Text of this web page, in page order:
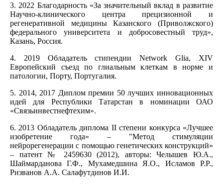
3. 2022 Благодарность «За значительный вклад в развитие
Научно-клинического центра прецизионной и
регенеративной медицины Казанского (Приволжского)
федерального университета и добросовестный труд»,
Казань, Россия.
4. 2019 Обладатель стипендии Network Glia, XIV
Европейский съезд по глиальным клеткам в норме и
патологии, Порту, Португалия.
5. 2014, 2017 Диплом премии 50 лучших инновационных
идей для Республики Татарстан в номинации ОАО
«Связьинвестнефтехим».
6. 2013 Обладатель диплома II степени конкурса «Лучшее
изобретение года» – "Метод стимуляции
нейрорегенерации с помощью генетических конструкций»
– патент № 2459630 (2012), авторы: Челышев Ю.А.,
Шаймарданова Г.Ф., Мухамедшина Я.О., Исламов Р.Р.,
Ризванов А.А. Салафутдинов И.И.